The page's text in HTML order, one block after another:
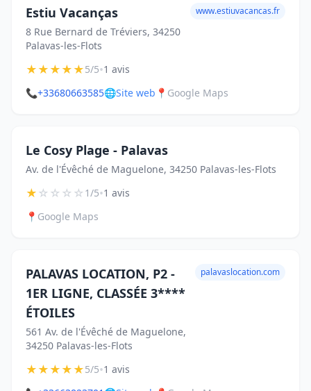
Estiu Vacanças
8 Rue Bernard de Tréviers, 34250
Palavas-les-Flots
www.estiuvacancas.fr
★★★★★5/5•1 avis
📞+33680663585🌐Site web 📍 Google Maps
Le Cosy Plage - Palavas
Av. de l'Évêché de Maguelone, 34250 Palavas-les-Flots
★☆☆☆☆1/5•1 avis
📍 Google Maps
PALAVAS LOCATION, P2 -
1ER LIGNE, CLASSÉE 3****
ÉTOILES
561 Av. de l'Évêché de Maguelone,
34250 Palavas-les-Flots
palavaslocation.com
★★★★★5/5•1 avis